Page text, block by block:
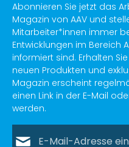
Abonnieren Sie jetzt das
Magazin von AAV und
Mitarbeiter*innen immer
Entwicklungen im Bereich
informiert sind. Erhalten
neuen Produkten und
Magazin erscheint
einen Link in der E-Mail
werden.